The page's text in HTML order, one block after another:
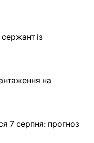
із
на
7 серпня: прогноз